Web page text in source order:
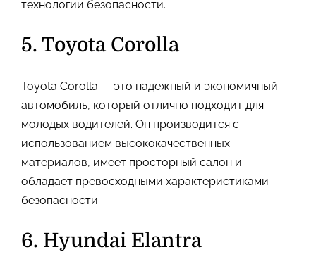
технологии безопасности.
5. Toyota Corolla
Toyota Corolla — это надежный и экономичный
автомобиль, который отлично подходит для
молодых водителей. Он производится с
использованием высококачественных
материалов, имеет просторный салон и
обладает превосходными характеристиками
безопасности.
6. Hyundai Elantra